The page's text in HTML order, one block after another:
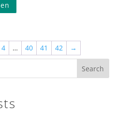
4 … 40 41 42 →
Search